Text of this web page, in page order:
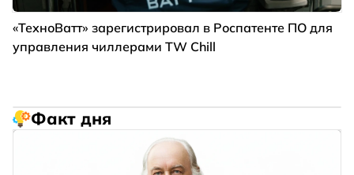
«ТехноВатт» зарегистрировал в Роспатенте ПО для
управления чиллерами TW Chill
Факт дня